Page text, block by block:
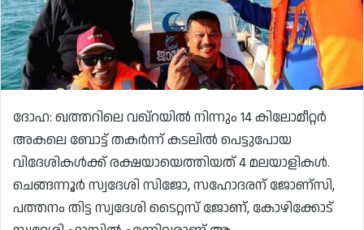
ദോഹ: ഖത്തറിലെ വഖ്റയിൽ നിന്നും 14 കിലോമീറ്റർ
അകലെ ബോട്ട് തകർന്ന് കടലിൽ പെട്ടുപോയ
വിദേശികൾക്ക് രക്ഷയായെത്തിയത് 4 മലയാളികൾ.
ചെങ്ങന്നൂർ സ്വദേശി സിജോ, സഹോദരന് ജോണ്സി,
പത്തനം തിട്ട സ്വദേശി ടൈറ്റസ് ജോണ്, കോഴിക്കോട്